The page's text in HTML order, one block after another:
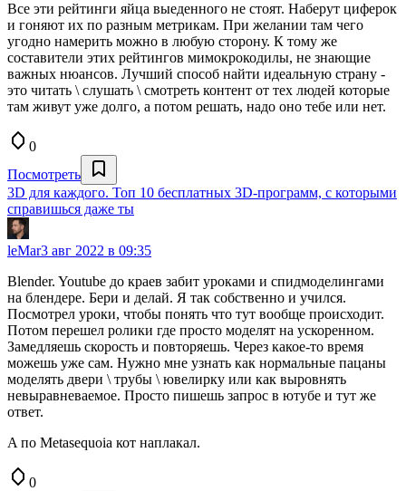
Все эти рейтинги яйца выеденного не стоят. Наберут циферок
и гоняют их по разным метрикам. При желании там чего
угодно намерить можно в любую сторону. К тому же
составители этих рейтингов мимокрокодилы, не знающие
важных нюансов. Лучший способ найти идеальную страну -
это читать \ слушать \ смотреть контент от тех людей которые
там живут уже долго, а потом решать, надо оно тебе или нет.
0
Посмотреть
3D для каждого. Топ 10 бесплатных 3D-программ, c которыми
справишься даже ты
leMar3 авг 2022 в 09:35
Blender. Youtube до краев забит уроками и спидмоделингами
на блендере. Бери и делай. Я так собственно и учился.
Посмотрел уроки, чтобы понять что тут вообще происходит.
Потом перешел ролики где просто моделят на ускоренном.
Замедляешь скорость и повторяешь. Через какое-то время
можешь уже сам. Нужно мне узнать как нормальные пацаны
моделять двери \ трубы \ ювелирку или как выровнять
невыравневаемое. Просто пишешь запрос в ютубе и тут же
ответ.
A по Metasequoia кот наплакал.
0